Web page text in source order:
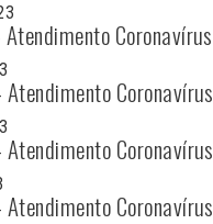
Coronavírus
Coronavírus
Coronavírus
Coronavírus